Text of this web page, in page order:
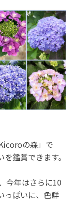
の森」で
鑑賞できます。
今年はさらに10
っぱいに、色鮮